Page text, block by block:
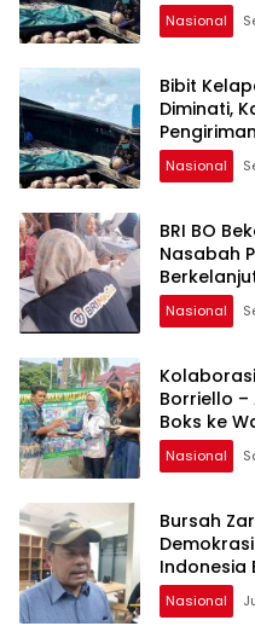
Nasional
Bibit
Diminati,
Nasional
BRI BO
Nasabah
Nasional
Kolaborasi
Borriello –
Boks ke
Nasional
Bursah
Indonesia
Konsisten
Keadilan,
Nasional